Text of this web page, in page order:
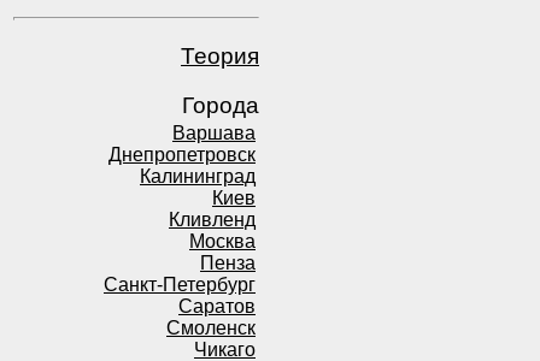
Теория
Города
Варшава
Днепропетровск
Калининград
Киев
Кливленд
Москва
Пенза
Санкт-Петербург
Саратов
Смоленск
Чикаго